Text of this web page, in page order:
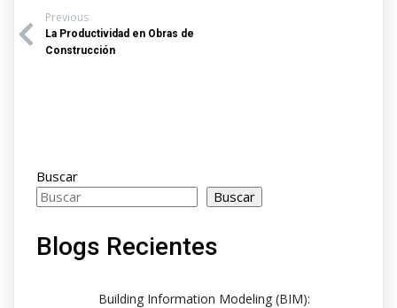
Previous
La Productividad en Obras de
Construcción
Buscar
Buscar
Blogs Recientes
Building Information Modeling (BIM):